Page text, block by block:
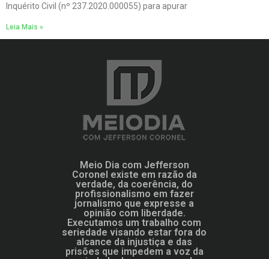
Inquérito Civil (nº 237.2020.000055) para apurar
Leia Mais »
Meio Dia com Jefferson
Coronel existe em razão da
verdade, da coerência, do
profissionalismo em fazer
jornalismo que expresse a
opinião com liberdade.
Executamos um trabalho com
seriedade visando estar fora do
alcance da injustiça e das
prisões que impedem a voz da